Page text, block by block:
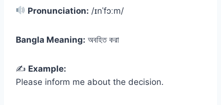
Pronunciation: /ɪnˈfɔːm/
Bangla Meaning: অবহিত করা
✍️ Example:
Please inform me about the decision.